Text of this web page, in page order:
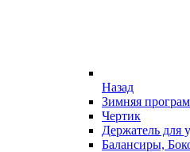
Назад
Зимняя
Чертик
Держатель для
Балансиры,